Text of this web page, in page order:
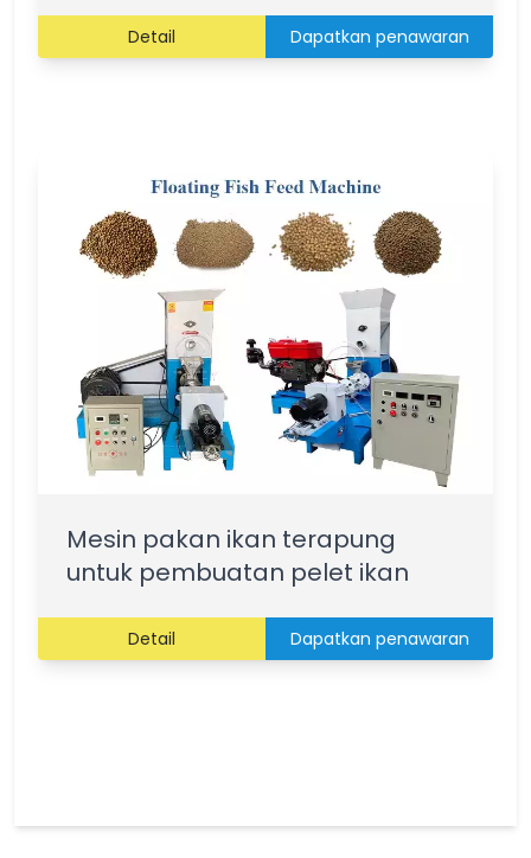
Detail Dapatkan penawaran
Mesin pakan ikan terapung
untuk pembuatan pelet ikan
Detail Dapatkan penawaran